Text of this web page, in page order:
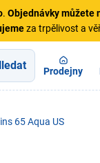
. Objednávkymůžete
za trpělivost a
Prodejny
65 Aqua US